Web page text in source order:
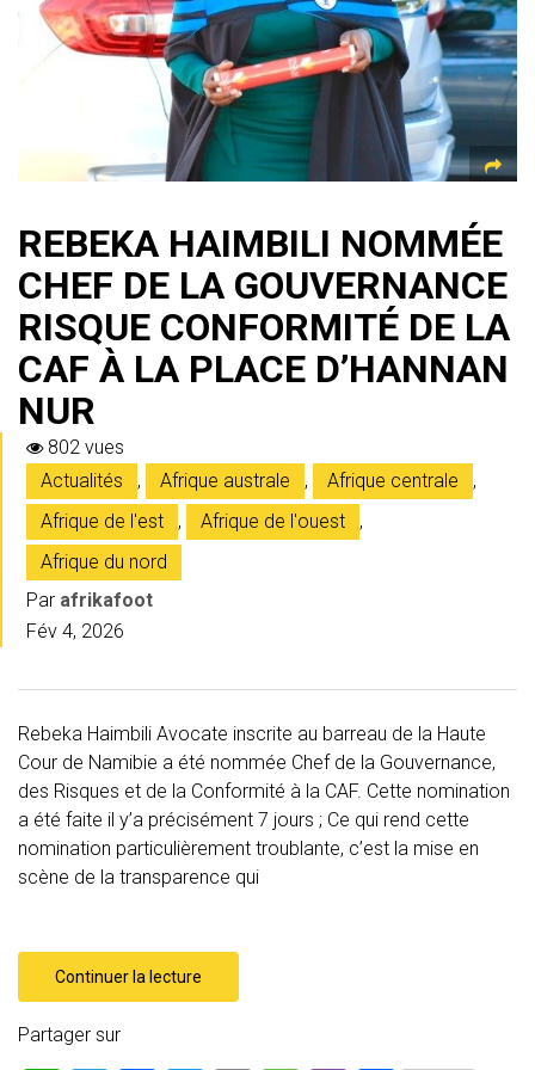
REBEKA HAIMBILI NOMMÉE
CHEF DE LA GOUVERNANCE
RISQUE CONFORMITÉ DE LA
CAF À LA PLACE D’HANNAN
NUR
802 vues
Actualités
, Afrique australe , Afrique centrale
,
Afrique de l'est
, Afrique de l'ouest
,
Afrique du nord
Par afrikafoot
Fév 4, 2026
Rebeka Haimbili Avocate inscrite au barreau de la Haute
Cour de Namibie a été nommée Chef de la Gouvernance,
des Risques et de la Conformité à la CAF. Cette nomination
a été faite il y’a précisément 7 jours ; Ce qui rend cette
nomination particulièrement troublante, c’est la mise en
scène de la transparence qui
Continuer la lecture
Partager sur